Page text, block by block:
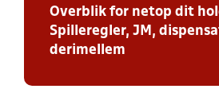
Overblik for netop dit
Spilleregler, JM,
derimellem